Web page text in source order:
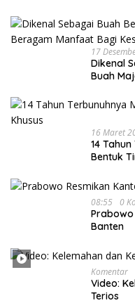
17
Dikenal
Buah
16 Maret
14
Bentuk
08:55 0
Prabowo
Banten
Komentar
Video:
Terios